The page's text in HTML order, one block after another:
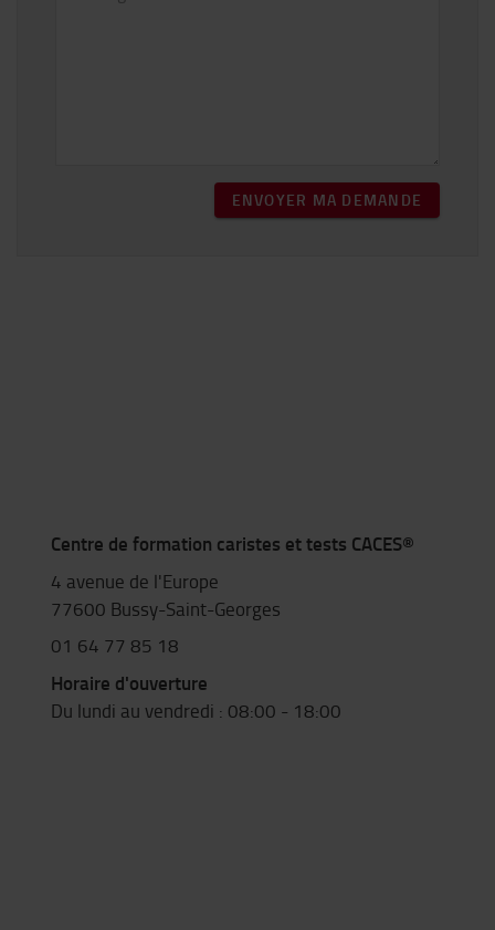
ENVOYER MA DEMANDE
Centre de formation caristes et tests CACES®
4 avenue de l'Europe
77600 Bussy-Saint-Georges
01 64 77 85 18
Horaire d'ouverture
Du lundi au vendredi : 08:00 - 18:00